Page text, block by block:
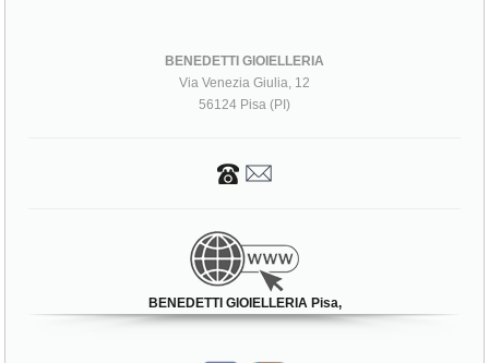
BENEDETTI GIOIELLERIA
Via Venezia Giulia, 12
56124 Pisa (PI)
BENEDETTI GIOIELLERIA Pisa,